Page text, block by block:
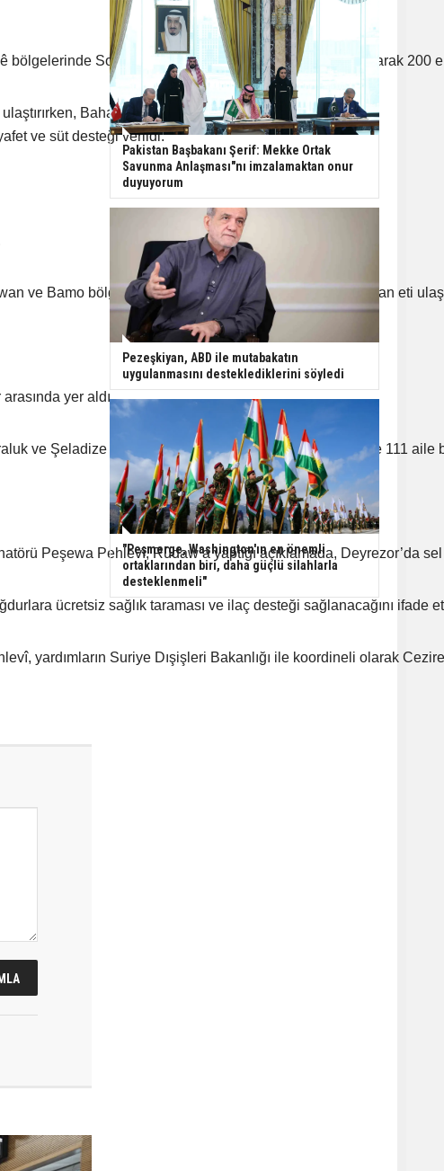
bölgelerinde Sosyal Kalkınma Müdürlüğü ile koordineli olarak 200
Baharka-
ve süt desteği verildi.
ve Bamo bölgelerinde ise 319 aileye 638 kilogram kurban eti
yer aldı.
ve Şeladize bölgelerinde 150 aile, Hazır Kampı’nda ise 111 aile
Peşewa Pehlevî, Rûdaw’a yaptığı açıklamada, Deyrezor’da
ücretsiz sağlık taraması ve ilaç desteği sağlanacağını ifade
yardımların Suriye Dışişleri Bakanlığı ile koordineli olarak
Pakistan Başbakanı Şerif: Mekke Ortak
Savunma Anlaşması"nı imzalamaktan onur
duyuyorum
Pezeşkiyan, ABD ile mutabakatın
uygulanmasını desteklediklerini söyledi
"Peşmerge, Washington'ın en önemli
ortaklarından biri, daha güçlü silahlarla
desteklenmeli"